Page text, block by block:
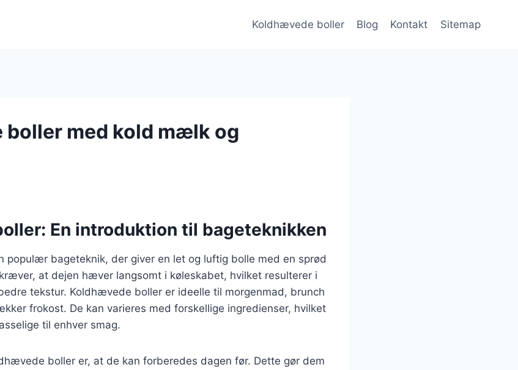
Koldhævede boller Blog Kontakt Sitemap
med kold mælk og
En introduktion til bageteknikken
populær bageteknik, der giver en let og luftig bolle med en sprød
at dejen hæver langsomt i køleskabet, hvilket resulterer i
tekstur. Koldhævede boller er ideelle til morgenmad, brunch
frokost. De kan varieres med forskellige ingredienser, hvilket
til enhver smag.
boller er, at de kan forberedes dagen før. Dette gør dem